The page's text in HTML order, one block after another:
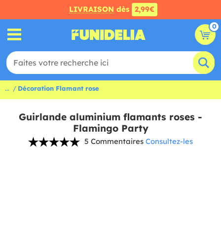
LIVRAISON dès 2,99€
0
... Décoration Flamant rose
Guirlande aluminium flamants roses -
Flamingo Party
5 Commentaires Consultez-les